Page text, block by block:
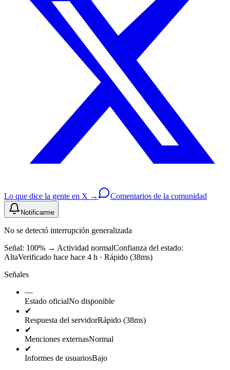
Lo que dice la gente en X → Comentarios de la comunidad
Notificarme
No se detectó interrupción generalizada
Señal: 100% → Actividad normalConfianza del estado:
AltaVerificado hace hace 4 h · Rápido (38ms)
Señales
—
Estado oficialNo disponible
✔
Respuesta del servidorRápido (38ms)
✔
Menciones externasNormal
✔
Informes de usuariosBajo